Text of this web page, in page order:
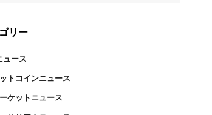
リー
ュース
トコインニュース
ケットニュース